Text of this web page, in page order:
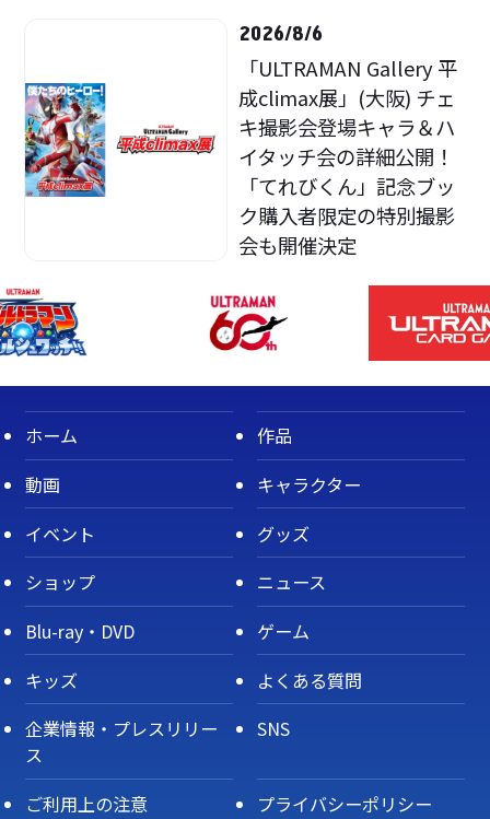
2026/8/6
「ULTRAMAN Gallery 平
成climax展」(大阪) チェ
キ撮影会登場キャラ＆ハ
イタッチ会の詳細公開！
「てれびくん」記念ブッ
ク購入者限定の特別撮影
会も開催決定
ホーム
作品
動画
キャラクター
イベント
グッズ
ショップ
ニュース
Blu-ray・DVD
ゲーム
キッズ
よくある質問
企業情報・プレスリリー
ス
SNS
ご利用上の注意 プライバシーポリシー